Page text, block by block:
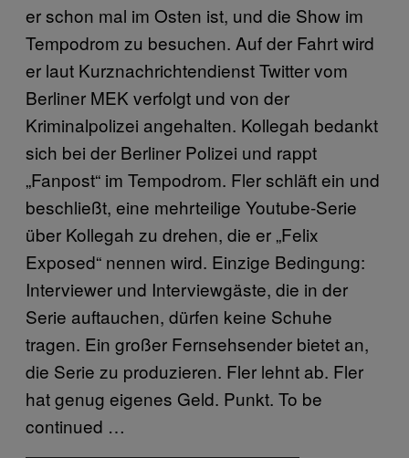
er schon mal im Osten ist, und die Show im
Tempodrom zu besuchen. Auf der Fahrt wird
er laut Kurznachrichtendienst Twitter vom
Berliner MEK verfolgt und von der
Kriminalpolizei angehalten. Kollegah bedankt
sich bei der Berliner Polizei und rappt
„Fanpost“ im Tempodrom. Fler schläft ein und
beschließt, eine mehrteilige Youtube-Serie
über Kollegah zu drehen, die er „Felix
Exposed“ nennen wird. Einzige Bedingung:
Interviewer und Interviewgäste, die in der
Serie auftauchen, dürfen keine Schuhe
tragen. Ein großer Fernsehsender bietet an,
die Serie zu produzieren. Fler lehnt ab. Fler
hat genug eigenes Geld. Punkt. To be
continued …